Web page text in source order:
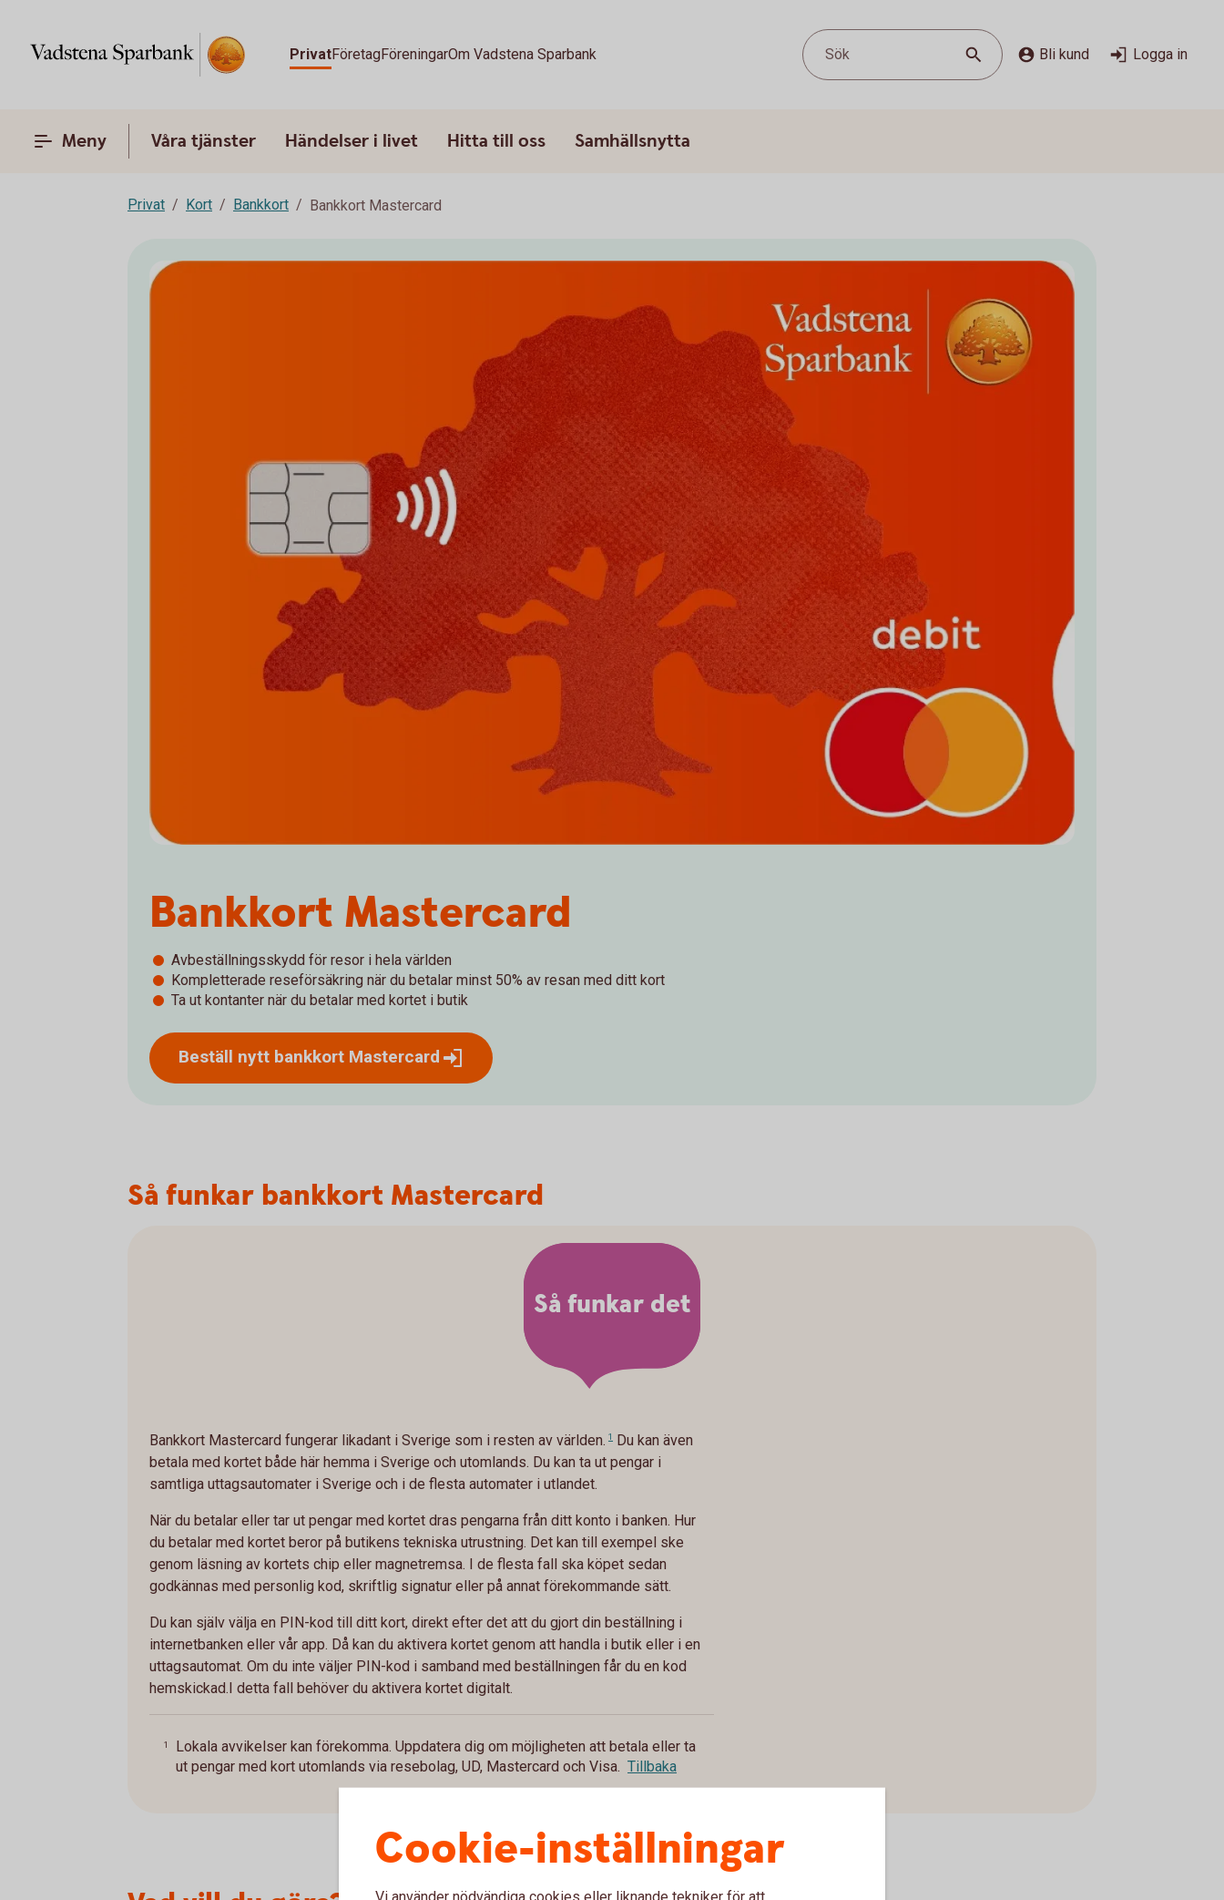
PrivatFöretagFöreningarOm Vadstena Sparbank Sök Bli kund Logga in
Meny Våra tjänster Händelser i livet Hitta till oss Samhällsnytta
Privat Kort Bankkort Bankkort Mastercard
Bankkort Mastercard
Avbeställningsskydd för resor i hela världen
Kompletterade reseförsäkring när du betalar minst 50% av resan med ditt kort
Ta ut kontanter när du betalar med kortet i butik
Beställ nytt bankkort Mastercard
Så funkar bankkort Mastercard
Så funkar det
Bankkort Mastercard fungerar likadant i Sverige som i resten av världen. 1
Du kan även
betala med kortet både här hemma i Sverige och utomlands. Du kan ta ut pengar i
samtliga uttagsautomater i Sverige och i de flesta automater i utlandet.
När du betalar eller tar ut pengar med kortet dras pengarna från ditt konto i banken. Hur
du betalar med kortet beror på butikens tekniska utrustning. Det kan till exempel ske
genom läsning av kortets chip eller magnetremsa. I de flesta fall ska köpet sedan
godkännas med personlig kod, skriftlig signatur eller på annat förekommande sätt.
Du kan själv välja en PIN-kod till ditt kort, direkt efter det att du gjort din beställning i
internetbanken eller vår app. Då kan du aktivera kortet genom att handla i butik eller i en
uttagsautomat. Om du inte väljer PIN-kod i samband med beställningen får du en kod
hemskickad.I detta fall behöver du aktivera kortet digitalt.
1
Lokala avvikelser kan förekomma. Uppdatera dig om möjligheten att betala eller ta
ut pengar med kort utomlands via resebolag, UD, Mastercard och Visa. Tillbaka
Cookie-inställningar
Vi använder nödvändiga cookies eller liknande tekniker för att